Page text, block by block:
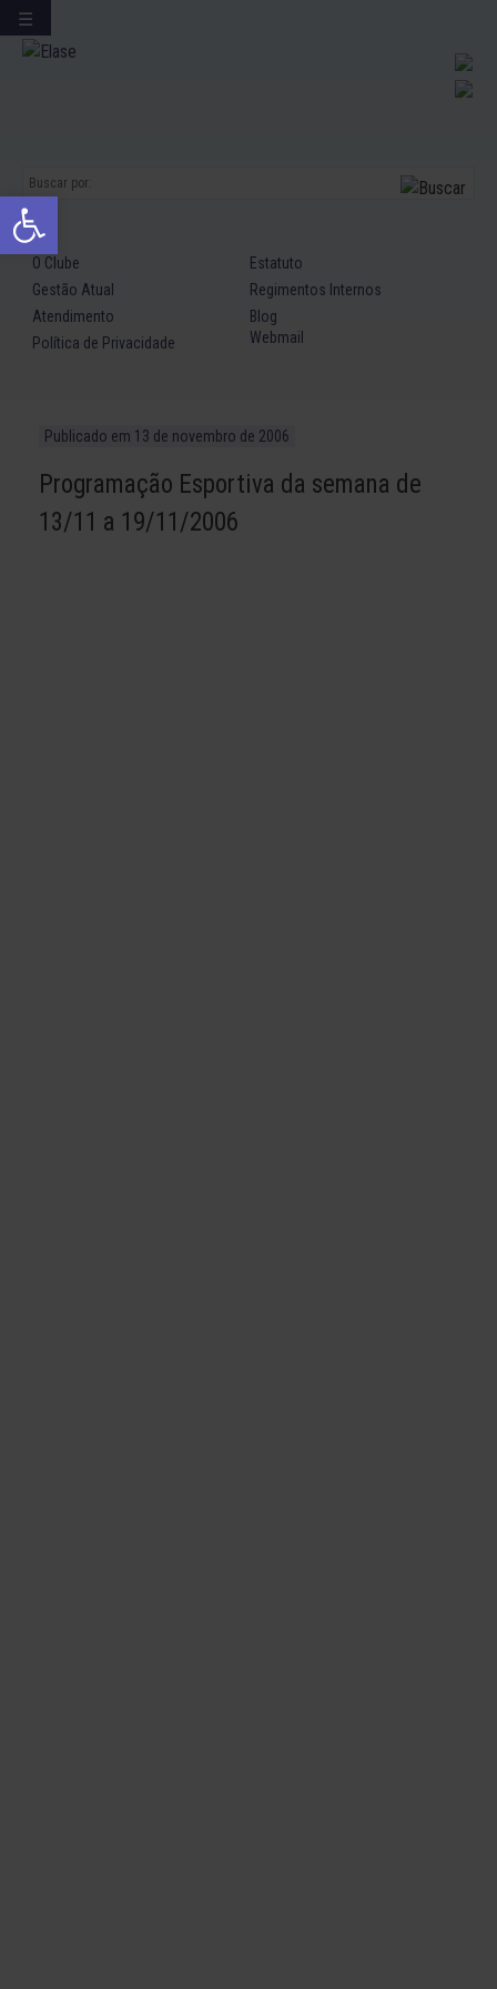
Abrir a barra de ferramentas
Ir
O Clube
Estatuto
Gestão Atual
Regimentos Internos
Atendimento
Blog
Política de Privacidade
Webmail
Publicado em 13 de novembro de 2006
Programação Esportiva da semana de
13/11 a 19/11/2006
☰